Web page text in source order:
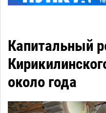
Капитальный
около года